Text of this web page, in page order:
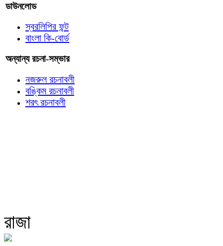
ডাউনলোড
স্বরলিপির ফন্ট
বাংলা কি-বোর্ড
অন্যান্য রচনা-সম্ভার
নজরুল রচনাবলী
বঙ্কিম রচনাবলী
শরৎ রচনাবলী
রাজা